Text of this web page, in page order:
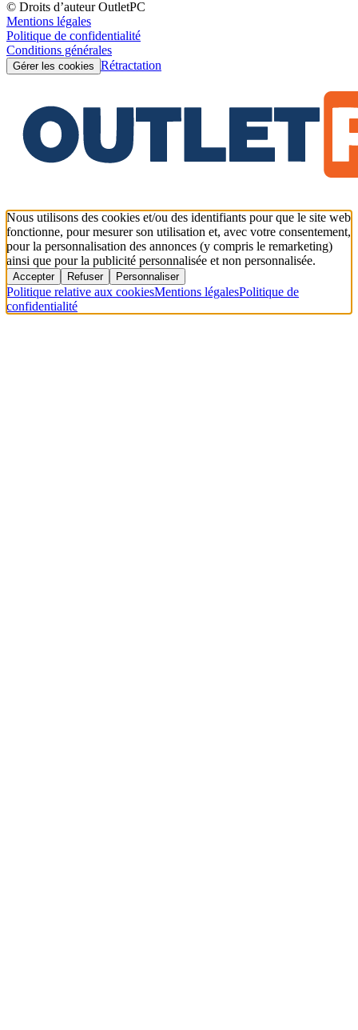
© Droits d’auteur OutletPC
Mentions légales
Politique de confidentialité
Conditions générales
Gérer les cookies Rétractation
Nous utilisons des cookies et/ou des identifiants pour que le site web
fonctionne, pour mesurer son utilisation et, avec votre consentement,
pour la personnalisation des annonces (y compris le remarketing)
ainsi que pour la publicité personnalisée et non personnalisée.
Accepter Refuser Personnaliser
Politique relative aux cookiesMentions légalesPolitique de
confidentialité